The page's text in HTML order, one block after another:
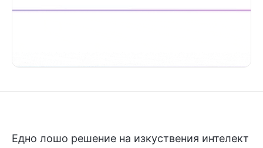
Едно лошо решение на изкуствения интелект